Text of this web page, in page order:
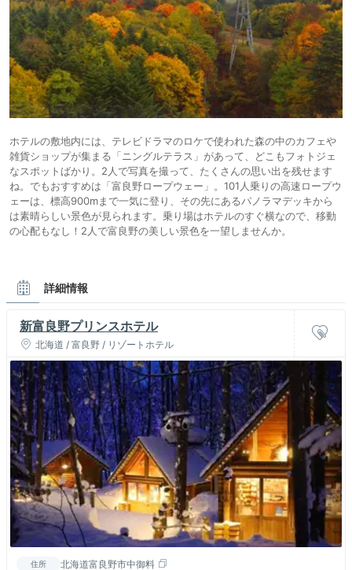
ホテルの敷地内には、テレビドラマのロケで使われた森の中のカフェや
雑貨ショップが集まる「ニングルテラス」があって、どこもフォトジェ
なスポットばかり。2人で写真を撮って、たくさんの思い出を残せます
ね。でもおすすめは「富良野ロープウェー」。101人乗りの高速ロープウ
ェーは、標高900mまで一気に登り、その先にあるパノラマデッキから
は素晴らしい景色が見られます。乗り場はホテルのすぐ横なので、移動
の心配もなし！2人で富良野の美しい景色を一望しませんか。
詳細情報
新富良野プリンスホテル
北海道 / 富良野 / リゾートホテル
住所 北海道富良野市中御料